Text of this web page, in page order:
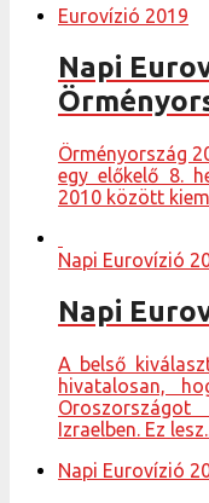
Eurovízió 2019
Napi
Örményország
egy előkelő 8.
2010 között
Napi Eurovízió
Napi
A belső
hivatalosan,
Izraelben. Ez lesz...
Napi Eurovízió